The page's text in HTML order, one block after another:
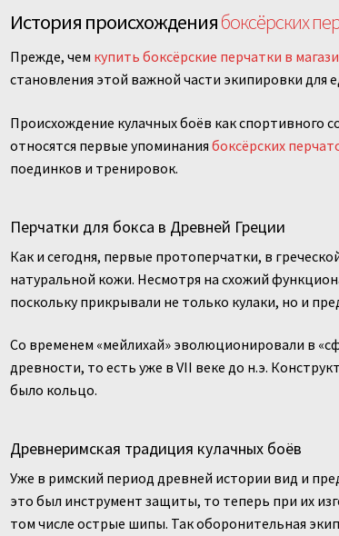
История происхождениябоксёрских
Прежде, чем купить боксёрские перчатки в
становления этой важной части экипировки для
Происхождение кулачных боёв как спортивного
относятся первые упоминания боксёрских
поединков и тренировок.
Перчатки для бокса в Древней Греции
Как и сегодня, первые протоперчатки, в
натуральной кожи. Несмотря на схожий
поскольку прикрывали не только кулаки, но и
Со временем «мейлихай» эволюционировали в
древности, то есть уже в VII веке до н.э.
было кольцо.
Древнеримская традиция кулачных боёв
Уже в римский период древней истории вид и
это был инструмент защиты, то теперь при их
том числе острые шипы. Так оборонительная